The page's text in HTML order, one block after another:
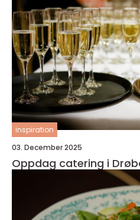
inspiration
03. December 2025
Oppdag catering i